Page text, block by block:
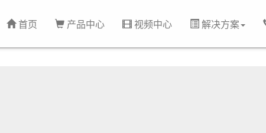
首页 产品中心 视频中心 解决方案